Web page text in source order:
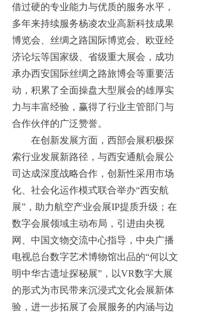
借过硬的专业能力与优质的服务水平，
多年来持续服务杨凌农业高新科技成果
博览会、丝绸之路国际博览会、欧亚经
济论坛等国家级、省级重大展会，成功
承办西安国际丝绸之路旅博会等重要活
动，积累了全面操盘大型展会的雄厚实
力与丰富经验，赢得了行业主管部门与
合作伙伴的广泛赞誉。
在创新发展方面，西部会展积极探
索行业发展新路径，与西安通航会展公
司达成深度战略合作，创新性采用市场
化、社会化运作模式联合举办“西安航
展”，助力航空产业会展IP提质升级；在
数字会展领域主动布局，引进由央视
网、中国文物交流中心指导，中央广播
电视总台数字艺术博物馆出品的“何以文
明中华古遗址探秘展”，以VR数字大展
的形式为市民带来沉浸式文化会展新体
验，进一步拓展了会展服务的内涵与边